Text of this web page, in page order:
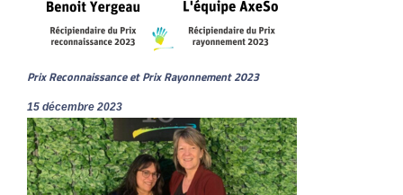
Prix Reconnaissance et Prix Rayonnement 2023
15 décembre 2023